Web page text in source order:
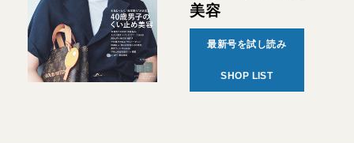
美容
最新号を試し読み
SHOP LIST